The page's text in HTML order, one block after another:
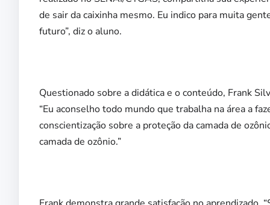
de sair da caixinha mesmo. Eu indico para muita
futuro”, diz o aluno.
Questionado sobre a didática e o conteúdo, Frank
“Eu aconselho todo mundo que trabalha na área a
conscientização sobre a proteção da camada de
camada de ozônio.”